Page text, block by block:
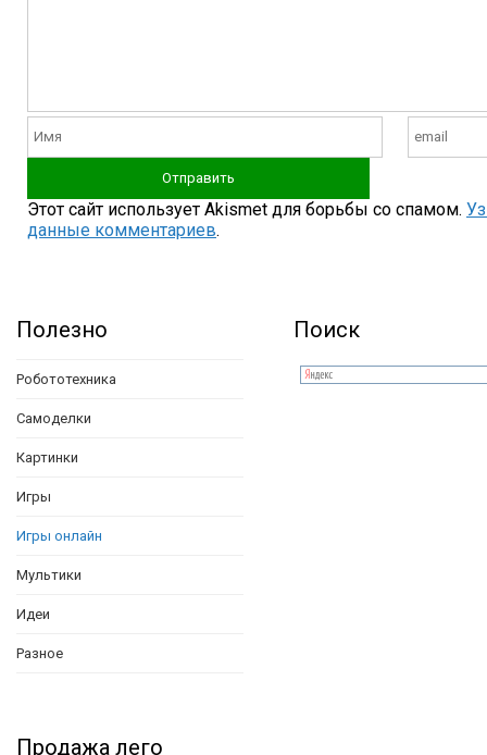
Этот сайт использует Akismet для борьбы со спамом.
данные комментариев.
Полезно
Робототехника
Самоделки
Картинки
Игры
Игры онлайн
Мультики
Идеи
Разное
Поиск
Продажа лего